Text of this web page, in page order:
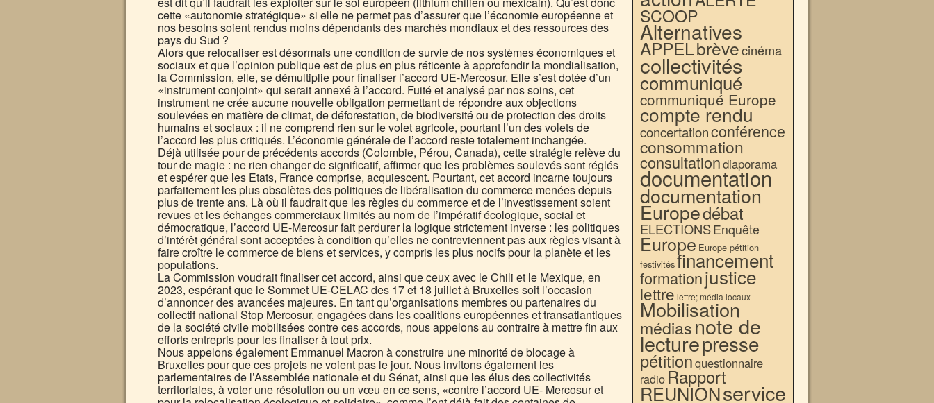
cette «autonomie stratégique» si elle ne permet pas d’assurer que l’économie européenne et
nos besoins soient rendus moins dépendants des marchés mondiaux et des ressources des
pays du Sud ?
Alors que relocaliser est désormais une condition de survie de nos systèmes économiques et
sociaux et que l’opinion publique est de plus en plus réticente à approfondir la mondialisation,
la Commission, elle, se démultiplie pour finaliser l’accord UE-Mercosur. Elle s’est dotée d’un
«instrument conjoint» qui serait annexé à l’accord. Fuité et analysé par nos soins, cet
instrument ne crée aucune nouvelle obligation permettant de répondre aux objections
soulevées en matière de climat, de déforestation, de biodiversité ou de protection des droits
humains et sociaux : il ne comprend rien sur le volet agricole, pourtant l’un des volets de
l’accord les plus critiqués. L’économie générale de l’accord reste totalement inchangée.
Déjà utilisée pour de précédents accords (Colombie, Pérou, Canada), cette stratégie relève du
tour de magie : ne rien changer de significatif, affirmer que les problèmes soulevés sont réglés
et espérer que les Etats, France comprise, acquiescent. Pourtant, cet accord incarne toujours
parfaitement les plus obsolètes des politiques de libéralisation du commerce menées depuis
plus de trente ans. Là où il faudrait que les règles du commerce et de l’investissement soient
revues et les échanges commerciaux limités au nom de l’impératif écologique, social et
démocratique, l’accord UE-Mercosur fait perdurer la logique strictement inverse : les politiques
d’intérêt général sont acceptées à condition qu’elles ne contreviennent pas aux règles visant à
faire croître le commerce de biens et services, y compris les plus nocifs pour la planète et les
populations.
La Commission voudrait finaliser cet accord, ainsi que ceux avec le Chili et le Mexique, en
2023, espérant que le Sommet UE-CELAC des 17 et 18 juillet à Bruxelles soit l’occasion
d’annoncer des avancées majeures. En tant qu’organisations membres ou partenaires du
collectif national Stop Mercosur, engagées dans les coalitions européennes et transatlantiques
de la société civile mobilisées contre ces accords, nous appelons au contraire à mettre fin aux
efforts entrepris pour les finaliser à tout prix.
Nous appelons également Emmanuel Macron à construire une minorité de blocage à
Bruxelles pour que ces projets ne voient pas le jour. Nous invitons également les
parlementaires de l’Assemblée nationale et du Sénat, ainsi que les élus des collectivités
territoriales, à voter une résolution ou un vœu en ce sens, «contre l’accord UE- Mercosur et
SCOOP
Alternatives
APPELbrèvecinéma
collectivités
communiqué
communiqué Europe
compte rendu
concertationconférence
consommation
consultationdiaporama
documentation
documentation
Europedébat
ELECTIONSEnquête
Europe Europe pétition
festivitésfinancement
formationjustice
lettre lettre; média locaux
Mobilisation
médiasnote de
lecturepresse
pétitionquestionnaire
radio Rapport
REUNIONservice